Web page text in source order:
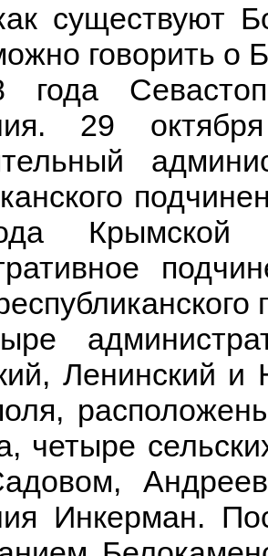
существуют
говорить
29
Крымской
Ленинский
четыре
Инкерман.